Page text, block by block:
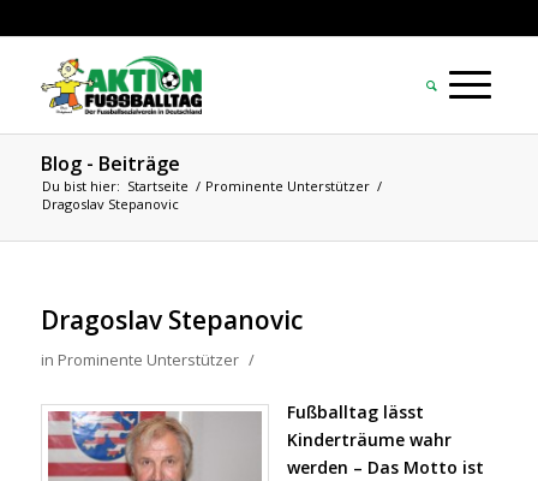
Blog - Beiträge
Du bist hier: Startseite / Prominente Unterstützer /
Dragoslav Stepanovic
Dragoslav Stepanovic
in Prominente Unterstützer /
Fußballtag lässt
Kinderträume wahr
werden – Das Motto ist